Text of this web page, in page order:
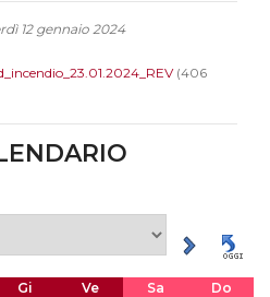
12 gennaio 2024
(406
Gi Ve Sa
Do